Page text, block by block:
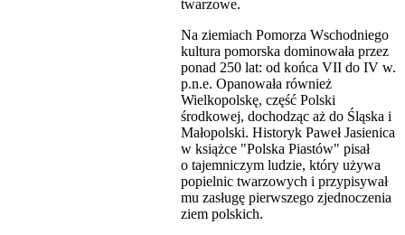
twarzowe.
Na ziemiach Pomorza Wschodniego
kultura pomorska dominowała przez
ponad 250 lat: od końca VII do IV w.
p.n.e. Opanowała również
Wielkopolskę, część Polski
środkowej, dochodząc aż do Śląska i
Małopolski. Historyk Paweł Jasienica
w książce "Polska Piastów" pisał
o tajemniczym ludzie, który używa
popielnic twarzowych i przypisywał
mu zasługę pierwszego zjednoczenia
ziem polskich.